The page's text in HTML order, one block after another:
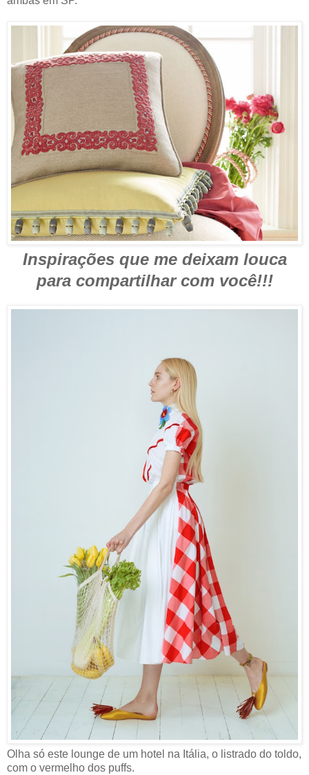
Inspirações que me deixam louca
para compartilhar com você!!!
Olha só este lounge de um hotel na Itália, o listrado do toldo,
com o vermelho dos puffs.